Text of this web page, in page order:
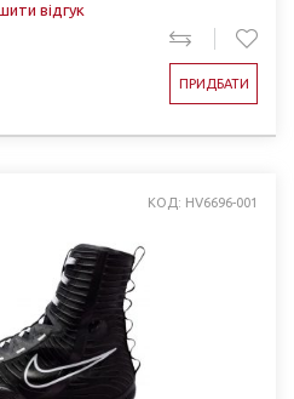
відгук
ПРИДБАТИ
КОД: HV6696-001